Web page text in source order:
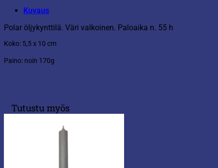
Kuvaus
Polar öljykynttilä. Väri valkoinen. Paloaika n. 55 h
Koko: 5,5 x 10 cm
Paino: noin 170g
Tutustu myös